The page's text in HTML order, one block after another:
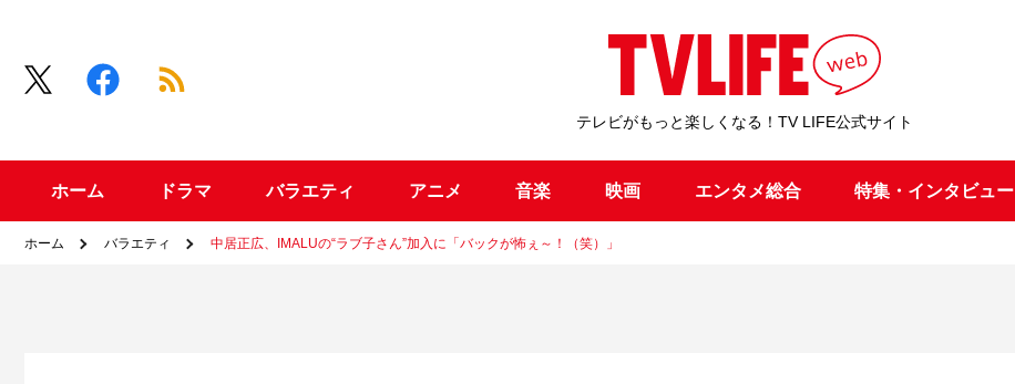
テレビがもっと楽しくなる！TV LIFE公式サイト
ホーム ドラマ バラエティ アニメ 音楽 映画 エンタメ総合 特集・インタビュー
ホーム バラエティ 中居正広、IMALUの“ラブ子さん”加入に「バックが怖ぇ～！（笑）」